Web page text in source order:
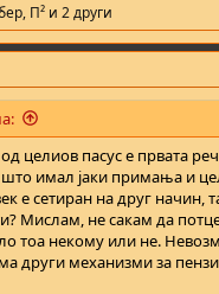
, П² и 2 други
целиов пасус е првата
што имал јаки примања и
е сетиран на друг начин,
Мислам, не сакам да
тоа некому или не.
други механизми за